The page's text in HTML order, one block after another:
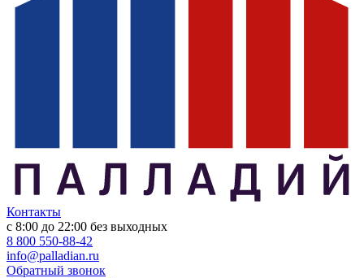
Контакты
с 8:00 до 22:00 без выходных
8 800 550-88-42
info@palladian.ru
Обратный звонок